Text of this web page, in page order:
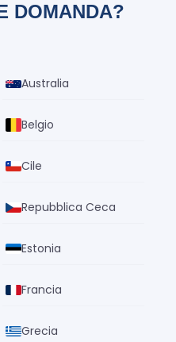
DOMANDA?
Australia
Belgio
Cile
Repubblica Ceca
Estonia
Francia
Grecia